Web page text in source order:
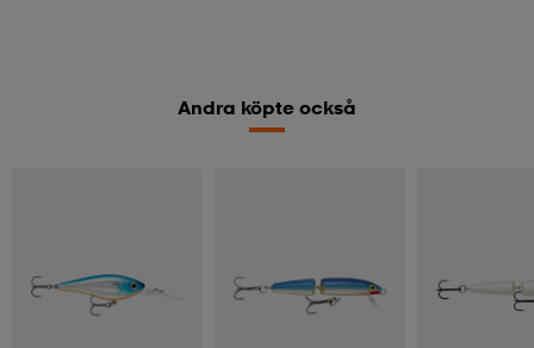
Andra köpte också